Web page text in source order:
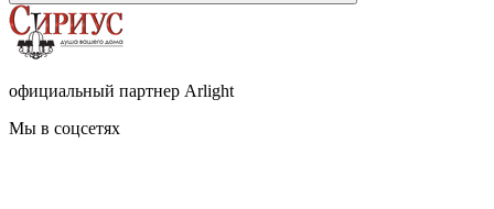
официальный партнер Arlight
Мы в соцсетях